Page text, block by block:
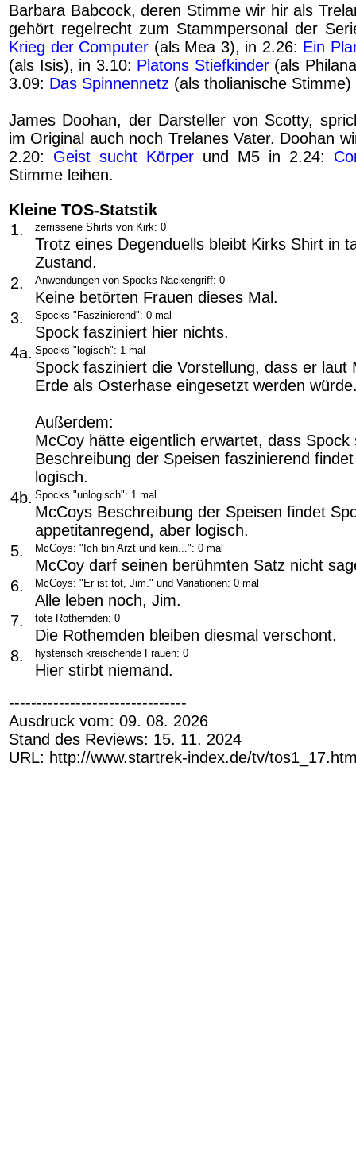
Barbara Babcock, deren Stimme wir hir als
gehört regelrecht zum Stammpersonal der
Krieg der Computer (als Mea 3), in 2.26: Ein
(als Isis), in 3.10: Platons Stiefkinder(als
3.09: Das Spinnennetz (als tholianische
James Doohan, der Darsteller von Scotty,
im Original auch noch Trelanes Vater. Doohan
2.20: Geist sucht Körper und M5 in 2.24:
Stimme leihen.
Kleine TOS-Statstik
1.
zerrissene Shirts von Kirk: 0
Trotz eines Degenduells bleibt Kirks Shirt in
Zustand.
2.
Anwendungen von Spocks Nackengriff: 0
Keine betörten Frauen dieses Mal.
3.
Spocks "Faszinierend": 0 mal
Spock fasziniert hier nichts.
4a. Spocks "logisch": 1 mal
Spock fasziniert die Vorstellung, dass er laut
Erde als Osterhase eingesetzt werden
Außerdem:
McCoy hätte eigentlich erwartet, dass Spock
Beschreibung der Speisen faszinierend
logisch.
4b. Spocks "unlogisch": 1 mal
McCoys Beschreibung der Speisen findet
appetitanregend, aber logisch.
5.
McCoys: "Ich bin Arzt und kein...": 0 mal
McCoy darf seinen berühmten Satz nicht
6.
McCoys: "Er ist tot, Jim." und Variationen: 0 mal
Alle leben noch, Jim.
7.
tote Rothemden: 0
Die Rothemden bleiben diesmal verschont.
8.
hysterisch kreischende Frauen: 0
Hier stirbt niemand.
--------------------------------
Ausdruck vom: 09. 08. 2026
Stand des Reviews: 15. 11. 2024
URL: http://www.startrek-index.de/tv/